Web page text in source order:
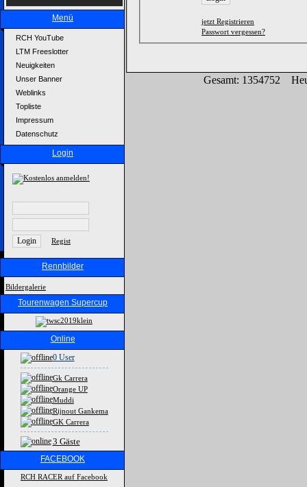
Menü
RCH YouTube
LTM Freeslotter
Neuigkeiten
Unser Banner
Weblinks
Topliste
Impressum
Datenschutz
Login
Regist
Rennbilder
Bildergalerie
Tourenwagen Supercup
Online
0 User
Gk Carrera
Orange UP
Muddi
Rijnout Gankema
GK Carrera
3 Gäste
FACEBOOK
RCH RACER auf Facebook
jetzt Registrieren
Passwort vergessen?
Gesamt: 1354752